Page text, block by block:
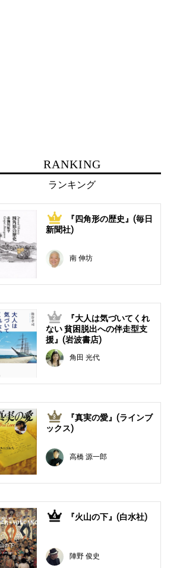
RANKING
ランキング
1
『四角形の歴史』(毎日
新聞社)
南 伸坊
2
『大人は気づいてくれ
ない 貧困脱出への伴走型支
援』(岩波書店)
角田 光代
3
『真実の愛』(ラインブ
ックス)
高橋 源一郎
4 『火山の下』(白水社)
陣野 俊史